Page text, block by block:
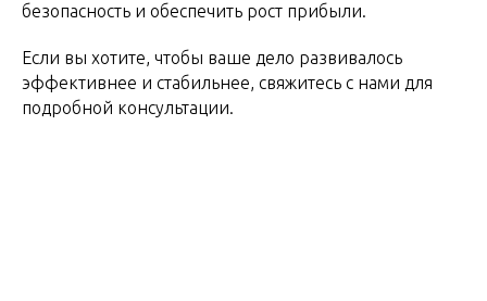
безопасность и обеспечить рост прибыли.
Если вы хотите, чтобы ваше дело развивалось
эффективнее и стабильнее, свяжитесь с нами для
подробной консультации.